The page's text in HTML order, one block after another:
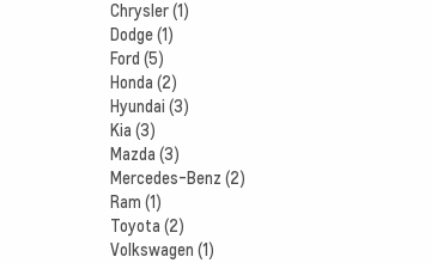
Chrysler (1)
Dodge (1)
Ford (5)
Honda (2)
Hyundai (3)
Kia (3)
Mazda (3)
Mercedes-Benz (2)
Ram (1)
Toyota (2)
Volkswagen (1)